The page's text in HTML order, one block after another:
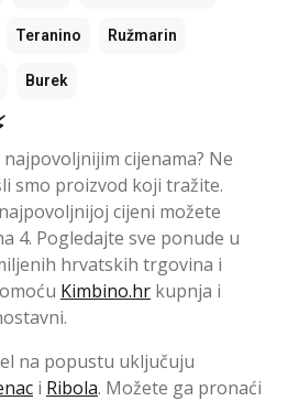
Teranino Ružmarin
Burek
cijenama? Ne
smo proizvod koji tražite.
cijeni možete
4. Pogledajte sve ponude u
hrvatskih trgovina i
Kimbino.hr kupnja i
na popustu uključuju
i Ribola. Možete ga pronaći